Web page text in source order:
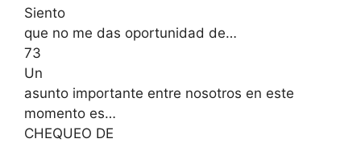
Siento
que no me das oportunidad de…
73
Un
asunto importante entre nosotros en este
momento es…
CHEQUEO DE